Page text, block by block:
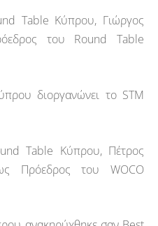
Table Κύπρου, Γιώργος
του Round Table
διοργανώνει το STM
Table Κύπρου, Πέτρος
Πρόεδρος του WOCO